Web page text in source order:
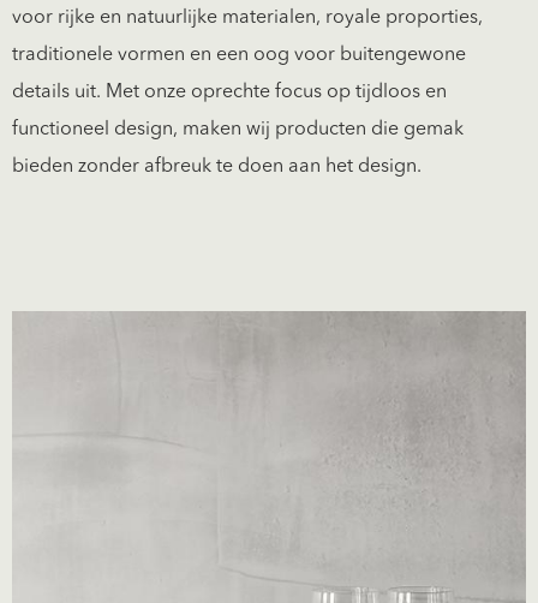
voor rijke en natuurlijke materialen, royale proporties,
traditionele vormen en een oog voor buitengewone
details uit. Met onze oprechte focus op tijdloos en
functioneel design, maken wij producten die gemak
bieden zonder afbreuk te doen aan het design.